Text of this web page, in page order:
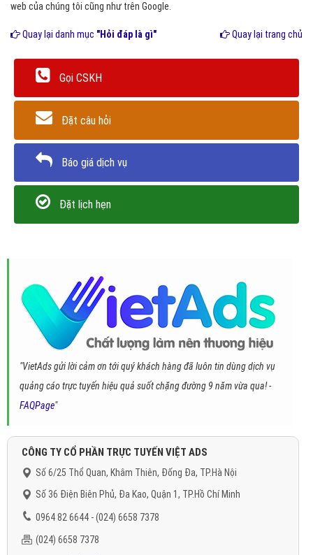
web của chúng tôi cũng như trên Google.
Quay lại danh mục "Hỏi đáp là gì" Quay lại trang chủ
Gọi CSKH
Đặt câu hỏi
Báo giá dịch vụ
Đặt lịch hẹn
"VietAds gửi lời cảm ơn tới quý khách hàng đã luôn tin dùng dịch vụ
quảng cáo trực tuyến hiệu quả suốt chặng đường 9 năm vừa qua! -
FAQPage"
CÔNG TY CỔ PHẦN TRỰC TUYẾN VIỆT ADS
Số 6/25 Thổ Quan, Khâm Thiên, Đống Đa, TP.Hà Nội
Số 36 Điện Biên Phủ, Đa Kao, Quận 1, TP.Hồ Chí Minh
0964 82 6644 - (024) 6658 7378
(024) 6658 7378